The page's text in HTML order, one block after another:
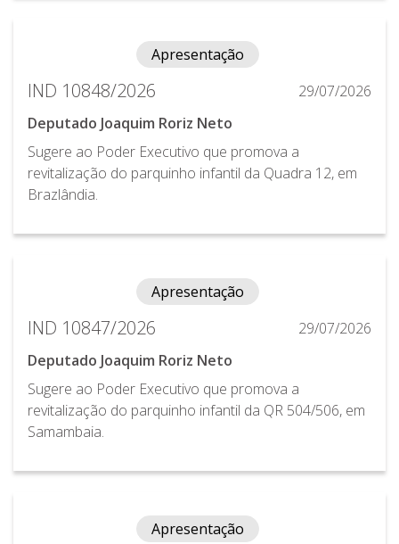
Apresentação
IND 10848/2026
29/07/2026
Deputado Joaquim Roriz Neto
Sugere ao Poder Executivo que promova a
revitalização do parquinho infantil da Quadra 12, em
Brazlândia.
Apresentação
IND 10847/2026
29/07/2026
Deputado Joaquim Roriz Neto
Sugere ao Poder Executivo que promova a
revitalização do parquinho infantil da QR 504/506, em
Samambaia.
Apresentação